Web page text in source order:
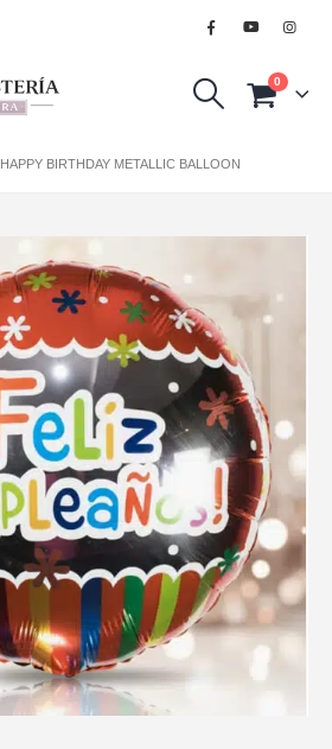
0
HAPPY BIRTHDAY METALLIC BALLOON